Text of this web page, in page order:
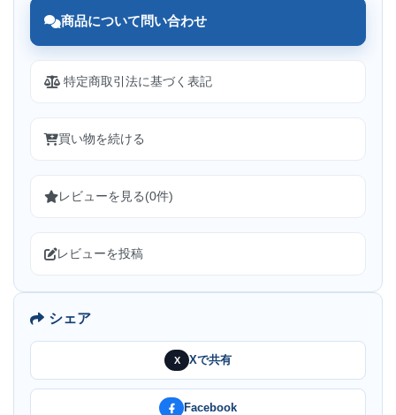
商品について問い合わせ
特定商取引法に基づく表記
買い物を続ける
レビューを見る(0件)
レビューを投稿
シェア
X Xで共有
Facebook